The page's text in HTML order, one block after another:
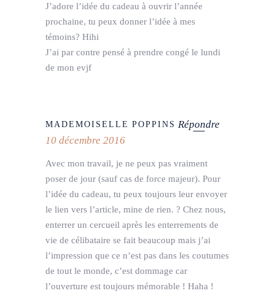
J’adore l’idée du cadeau à ouvrir l’année
prochaine, tu peux donner l’idée à mes
témoins? Hihi
J’ai par contre pensé à prendre congé le lundi
de mon evjf
MADEMOISELLE POPPINS Répondre
10 décembre 2016
Avec mon travail, je ne peux pas vraiment
poser de jour (sauf cas de force majeur). Pour
l’idée du cadeau, tu peux toujours leur envoyer
le lien vers l’article, mine de rien. ? Chez nous,
enterrer un cercueil après les enterrements de
vie de célibataire se fait beaucoup mais j’ai
l’impression que ce n’est pas dans les coutumes
de tout le monde, c’est dommage car
l’ouverture est toujours mémorable ! Haha !